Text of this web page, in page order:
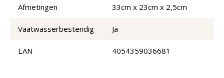
Afmetingen 33cm x 23cm x 2,5cm
Vaatwasserbestendig Ja
EAN 4054359036681